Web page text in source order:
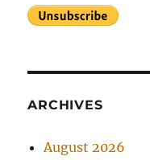
ARCHIVES
August 2026